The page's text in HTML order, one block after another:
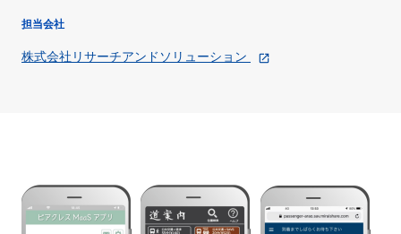
担当会社
株式会社リサーチアンドソリューション open_in_new